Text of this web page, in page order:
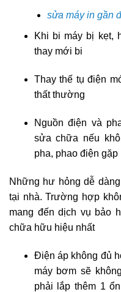
sửa máy in gần
Khi bi máy bị kẹt,
thay mới bi
Thay thế tụ điện
thất thường
Nguồn điện và
sửa chữa nếu
pha, phao điện gặp
Những hư hỏng dễ
tại nhà. Trường hợp
mang đến dịch vụ bảo
chữa hữu hiệu nhất
Điện áp không đủ
máy bơm sẽ
phải lắp thêm 1